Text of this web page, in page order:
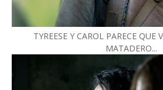
TYREESE Y CAROL PARECE QUE
MATADERO...